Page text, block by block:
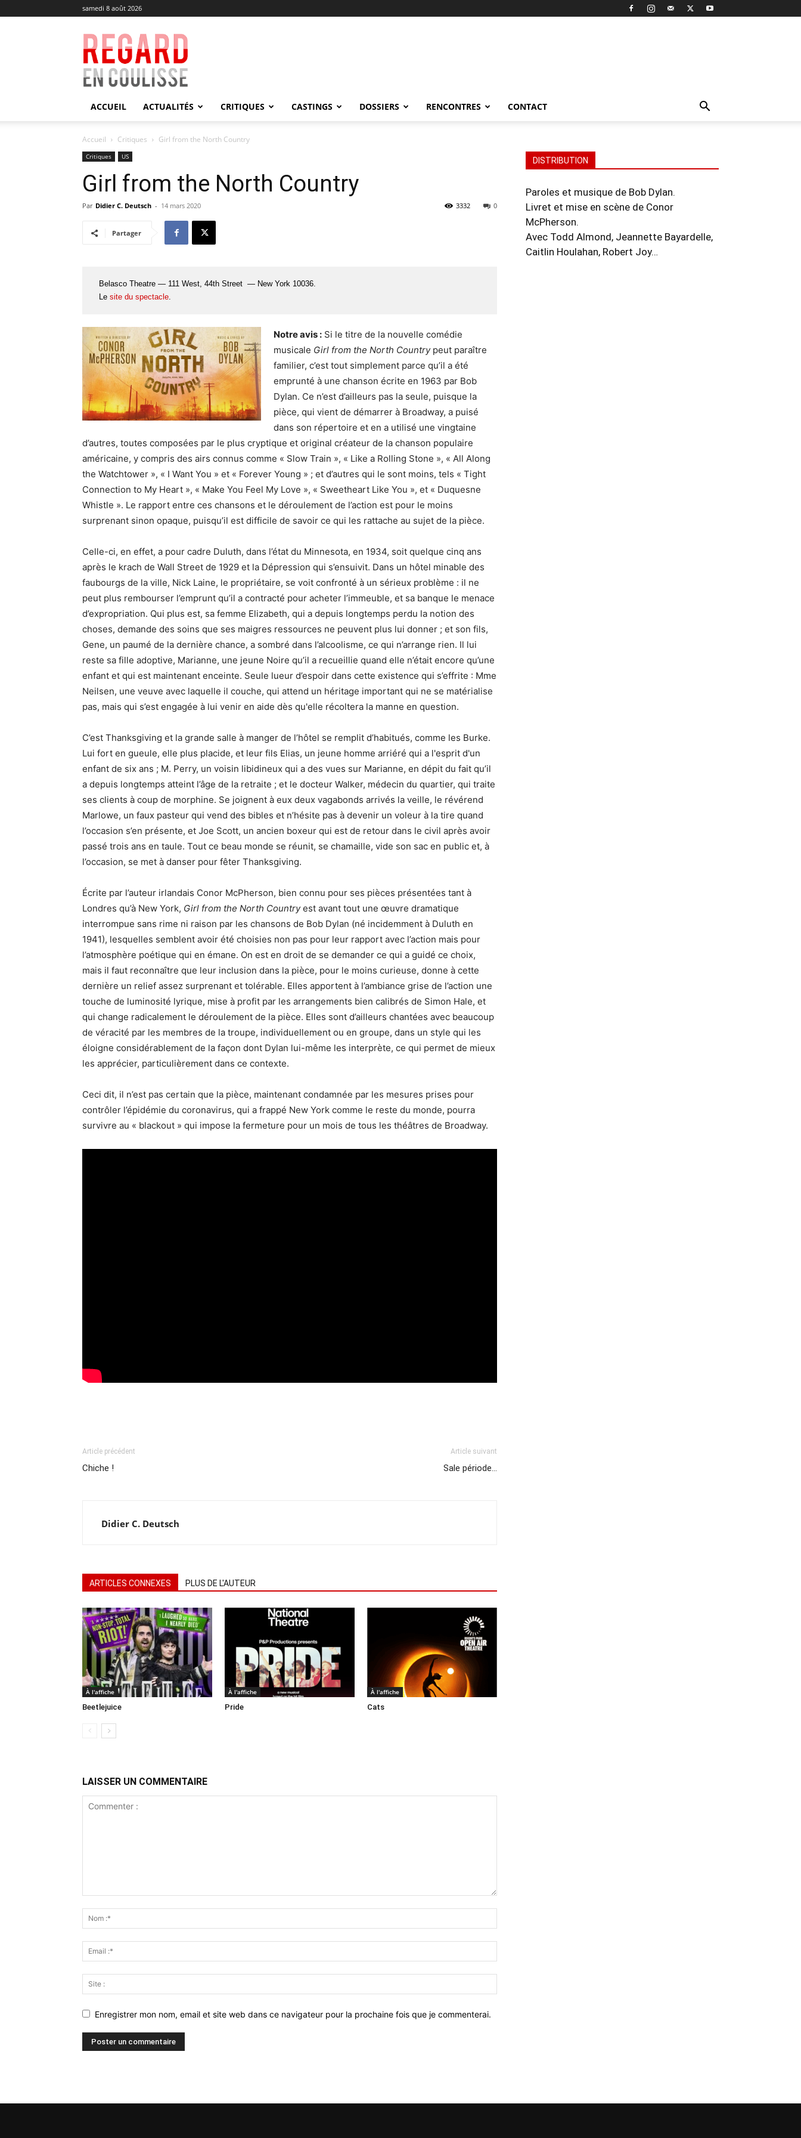
samedi 8 août 2026
Regard
en
Coulisse
ACCUEIL ACTUALITÉS CRITIQUES CASTINGS DOSSIERS RENCONTRES CONTACT
Accueil Critiques Girl from the North Country
Critiques US
Girl from the North Country
Par Didier C. Deutsch - 14 mars 2020 0
3332
Partager
Belasco Theatre — 111 West, 44th Street — New York 10036.
Le site du spectacle.
Notre avis : Si le titre de la nouvelle comédie
musicale Girl from the North Countrypeut paraître
familier, c’est tout simplement parce qu’il a été
emprunté à une chanson écrite en 1963 par Bob
Dylan. Ce n’est d’ailleurs pas la seule, puisque la
pièce, qui vient de démarrer à Broadway, a puisé
dans son répertoire et en a utilisé une vingtaine
d’autres, toutes composées par le plus cryptique et original créateur de la chanson populaire
américaine, y compris des airs connus comme « Slow Train », « Like a Rolling Stone », « All Along
the Watchtower », « I Want You » et « Forever Young » ; et d’autres qui le sont moins, tels « Tight
Connection to My Heart », « Make You Feel My Love », « Sweetheart Like You », et « Duquesne
Whistle ». Le rapport entre ces chansons et le déroulement de l’action est pour le moins
surprenant sinon opaque, puisqu’il est difficile de savoir ce qui les rattache au sujet de la pièce.
Celle-ci, en effet, a pour cadre Duluth, dans l’état du Minnesota, en 1934, soit quelque cinq ans
après le krach de Wall Street de 1929 et la Dépression qui s’ensuivit. Dans un hôtel minable des
faubourgs de la ville, Nick Laine, le propriétaire, se voit confronté à un sérieux problème : il ne
peut plus rembourser l’emprunt qu’il a contracté pour acheter l’immeuble, et sa banque le menace
d’expropriation. Qui plus est, sa femme Elizabeth, qui a depuis longtemps perdu la notion des
choses, demande des soins que ses maigres ressources ne peuvent plus lui donner ; et son fils,
Gene, un paumé de la dernière chance, a sombré dans l’alcoolisme, ce qui n’arrange rien. Il lui
reste sa fille adoptive, Marianne, une jeune Noire qu’il a recueillie quand elle n’était encore qu’une
enfant et qui est maintenant enceinte. Seule lueur d’espoir dans cette existence qui s’effrite : Mme
Neilsen, une veuve avec laquelle il couche, qui attend un héritage important qui ne se matérialise
pas, mais qui s’est engagée à lui venir en aide dès qu'elle récoltera la manne en question.
C’est Thanksgiving et la grande salle à manger de l’hôtel se remplit d’habitués, comme les Burke.
Lui fort en gueule, elle plus placide, et leur fils Elias, un jeune homme arriéré qui a l'esprit d'un
enfant de six ans ; M. Perry, un voisin libidineux qui a des vues sur Marianne, en dépit du fait qu’il
a depuis longtemps atteint l’âge de la retraite ; et le docteur Walker, médecin du quartier, qui traite
ses clients à coup de morphine. Se joignent à eux deux vagabonds arrivés la veille, le révérend
Marlowe, un faux pasteur qui vend des bibles et n’hésite pas à devenir un voleur à la tire quand
l’occasion s’en présente, et Joe Scott, un ancien boxeur qui est de retour dans le civil après avoir
passé trois ans en taule. Tout ce beau monde se réunit, se chamaille, vide son sac en public et, à
l’occasion, se met à danser pour fêter Thanksgiving.
Écrite par l’auteur irlandais Conor McPherson, bien connu pour ses pièces présentées tant à
Londres qu’à New York, Girl from the North Countryest avant tout une œuvre dramatique
interrompue sans rime ni raison par les chansons de Bob Dylan (né incidemment à Duluth en
1941), lesquelles semblent avoir été choisies non pas pour leur rapport avec l’action mais pour
l’atmosphère poétique qui en émane. On est en droit de se demander ce qui a guidé ce choix,
mais il faut reconnaître que leur inclusion dans la pièce, pour le moins curieuse, donne à cette
dernière un relief assez surprenant et tolérable. Elles apportent à l’ambiance grise de l’action une
touche de luminosité lyrique, mise à profit par les arrangements bien calibrés de Simon Hale, et
qui change radicalement le déroulement de la pièce. Elles sont d’ailleurs chantées avec beaucoup
de véracité par les membres de la troupe, individuellement ou en groupe, dans un style qui les
éloigne considérablement de la façon dont Dylan lui-même les interprète, ce qui permet de mieux
les apprécier, particulièrement dans ce contexte.
Ceci dit, il n’est pas certain que la pièce, maintenant condamnée par les mesures prises pour
contrôler l’épidémie du coronavirus, qui a frappé New York comme le reste du monde, pourra
survivre au « blackout » qui impose la fermeture pour un mois de tous les théâtres de Broadway.
Article précédent
Chiche !
Article suivant
Sale période…
Didier C. Deutsch
ARTICLES CONNEXES PLUS DE L'AUTEUR
À l'affiche
Beetlejuice
À l'affiche
Pride
À l'affiche
Cats
LAISSER UN COMMENTAIRE
Enregistrer mon nom, email et site web dans ce navigateur pour la prochaine fois que je commenterai.
DISTRIBUTION
Paroles et musique de Bob Dylan.
Livret et mise en scène de Conor
McPherson.
Avec Todd Almond, Jeannette Bayardelle,
Caitlin Houlahan, Robert Joy…